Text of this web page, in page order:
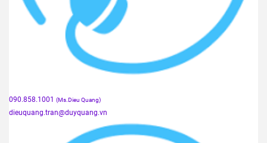
090.858.1001 (Ms.Dieu Quang)
dieuquang.tran@duyquang.vn